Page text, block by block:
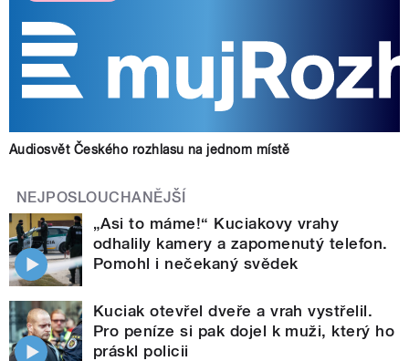
Audiosvět Českého rozhlasu na jednom místě
NEJPOSLOUCHANĚJŠÍ
„Asi to máme!“ Kuciakovy vrahy
odhalily kamery a zapomenutý telefon.
Pomohl i nečekaný svědek
Kuciak otevřel dveře a vrah vystřelil.
Pro peníze si pak dojel k muži, který ho
práskl policii